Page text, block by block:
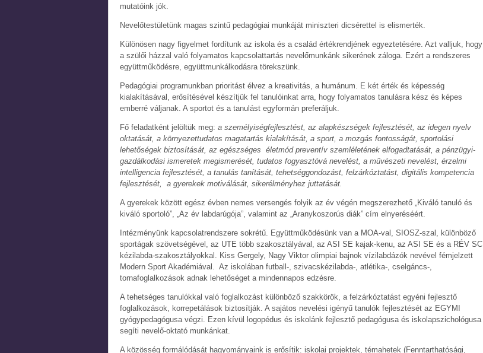
mutatóink jók.
Nevelőtestületünk magas szintű pedagógiai munkáját miniszteri dicsérettel is elismerték.
Különösen nagy figyelmet fordítunk az iskola és a család értékrendjének egyeztetésére. Azt valljuk, hogy
a szülői házzal való folyamatos kapcsolattartás nevelőmunkánk sikerének záloga. Ezért a rendszeres
együttműködésre, együttmunkálkodásra törekszünk.
Pedagógiai programunkban prioritást élvez a kreativitás, a humánum. E két érték és képesség
kialakításával, erősítésével készítjük fel tanulóinkat arra, hogy folyamatos tanulásra kész és képes
emberré váljanak. A sportot és a tanulást egyformán preferáljuk.
Fő feladatként jelöltük meg: a személyiségfejlesztést, az alapkészségek fejlesztését, az idegen nyelv
oktatását, a környezettudatos magatartás kialakítását, a sport, a mozgás fontosságát, sportolási
lehetőségek biztosítását, az egészséges életmód preventív szemléletének elfogadtatását, a pénzügyi-
gazdálkodási ismeretek megismerését, tudatos fogyasztóvá nevelést, a művészeti nevelést, érzelmi
intelligencia fejlesztését, a tanulás tanítását, tehetséggondozást, felzárkóztatást, digitális kompetencia
fejlesztését, a gyerekek motiválását, sikerélményhez juttatását.
A gyerekek között egész évben nemes versengés folyik az év végén megszerezhető „Kiváló tanuló és
kiváló sportoló”, „Az év labdarúgója”, valamint az „Aranykoszorús diák” cím elnyeréséért.
Intézményünk kapcsolatrendszere sokrétű. Együttműködésünk van a MOA-val, SIOSZ-szal, különböző
sportágak szövetségével, az UTE több szakosztályával, az ASI SE kajak-kenu, az ASI SE és a RÉV SC
kézilabda-szakosztályokkal. Kiss Gergely, Nagy Viktor olimpiai bajnok vízilabdázók nevével fémjelzett
Modern Sport Akadémiával. Az iskolában futball-, szivacskézilabda-, atlétika-, cselgáncs-,
tornafoglalkozások adnak lehetőséget a mindennapos edzésre.
A tehetséges tanulókkal való foglalkozást különböző szakkörök, a felzárkóztatást egyéni fejlesztő
foglalkozások, korrepetálások biztosítják. A sajátos nevelési igényű tanulók fejlesztését az EGYMI
gyógypedagógusa végzi. Ezen kívül logopédus és iskolánk fejlesztő pedagógusa és iskolapszichológusa
segíti nevelő-oktató munkánkat.
A közösség formálódását hagyományaink is erősítik: iskolai projektek, témahetek (Fenntarthatósági,